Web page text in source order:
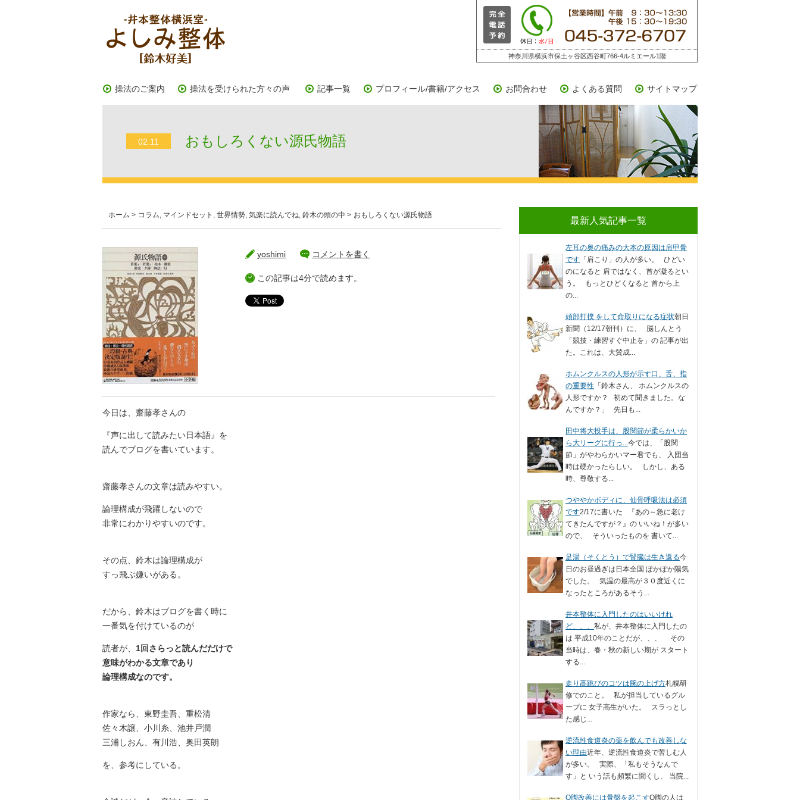
神奈川県横浜市保土ヶ谷区西谷町766-4ルミエール1階
操法のご案内 操法を受けられた方々の声 記事一覧 プロフィール/書籍/アクセス お問合わせ よくある質問 サイトマップ
02.11 おもしろくない源氏物語
ホーム > コラム, マインドセット , 世界情勢, 気楽に読んでね, 鈴木の頭の中 > おもしろくない源氏物語
yoshimi コメントを書く
この記事は4分で読めます。
今日は、齋藤孝さんの
『声に出して読みたい日本語』を
読んでブログを書いています。
齋藤孝さんの文章は読みやすい。
論理構成が飛躍しないので
非常にわかりやすいのです。
その点、鈴木は論理構成が
すっ飛ぶ嫌いがある。
だから、鈴木はブログを書く時に
一番気を付けているのが
読者が、 1回さらっと読んだだけで
意味がわかる文章であり
論理構成なのです。
作家なら、東野圭吾、重松清
佐々木譲、小川糸、池井戸潤
三浦しおん、有川浩、奥田英朗
を、参考にしている。
最新人気記事一覧
左耳の奥の痛みの大本の原因は肩甲骨
です 「肩こり」の人が多い。 ひどい
のになると 肩ではなく、首が凝るとい
う。 もっとひどくなると 首から上
の...
頭部打撲 をして命取りになる症状朝日
新聞（12/17朝刊）に、 脳しんとう
「競技・練習すぐ中止を」の 記事が出
た。これは、大賛成...
ホムンクルスの人形が示す口、舌、指
の重要性 「鈴木さん、 ホムンクルスの
人形ですか？ 初めて聞きました。な
んですか？」 先日も...
田中将大投手は、股関節が柔らかいか
ら大リーグに行っ...今では、「股関
節」がやわらかいマー君でも、 入団当
時は硬かったらしい。 しかし、ある
時、尊敬する...
つややかボディに、仙骨呼吸法は必須
です2/17に書いた 『あの～急に老け
てきたんですが？』の いいね！が多い
ので、 そういったものを 書いて...
足湯（そくとう）で腎臓は生き返る今
日のお昼過ぎは日本全国 ぽかぽか陽気
でした。 気温の最高が３０度近くに
なったところがあるそう...
井本整体に入門したのはいいけれ
ど、、、 私が、井本整体に入門したの
は 平成10年のことだが、、、 その
当時は、春・秋の新しい期が スタート
する...
走り高跳びのコツは腕の上げ方札幌研
修でのこと。 私が担当しているグル
ープに 女子高生がいた。 スラっとし
た感じ...
逆流性食道炎の薬を飲んでも改善しな
い理由近年、逆流性食道炎で苦しむ人
が多い。 実際、「私もそうなんで
す」と いう話も頻繁に聞くし、 当院...
O脚改善には骨盤を起こすO脚の人は